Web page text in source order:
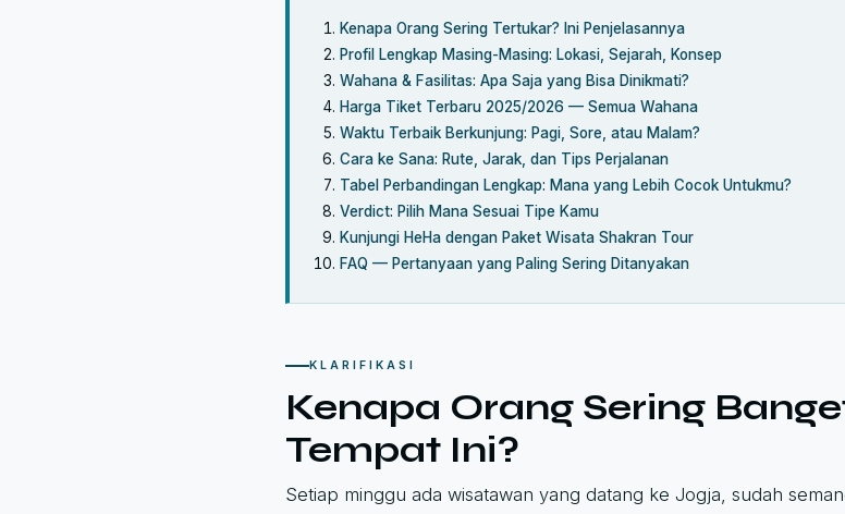
Kenapa Orang Sering Tertukar? Ini Penjelasannya
Profil Lengkap Masing-Masing: Lokasi, Sejarah, Konsep
Wahana & Fasilitas: Apa Saja yang Bisa Dinikmati?
Harga Tiket Terbaru 2025/2026 — Semua Wahana
Waktu Terbaik Berkunjung: Pagi, Sore, atau Malam?
Cara ke Sana: Rute, Jarak, dan Tips Perjalanan
Tabel Perbandingan Lengkap: Mana yang Lebih Cocok Untukmu?
Verdict: Pilih Mana Sesuai Tipe Kamu
Kunjungi HeHa dengan Paket Wisata Shakran Tour
FAQ — Pertanyaan yang Paling Sering Ditanyakan
KLARIFIKASI
Kenapa Orang Sering
Tempat Ini?
Setiap minggu ada wisatawan yang datang ke Jogja, sudah